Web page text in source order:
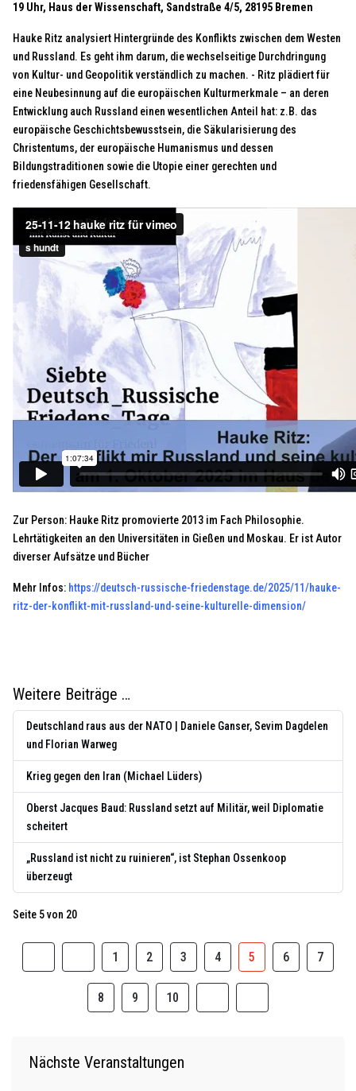
19 Uhr, Haus der Wissenschaft, Sandstraße 4/5, 28195 Bremen
Hauke Ritz analysiert Hintergründe des Konflikts zwischen dem Westen
und Russland. Es geht ihm darum, die wechselseitige Durchdringung
von Kultur- und Geopolitik verständlich zu machen. - Ritz plädiert für
eine Neubesinnung auf die europäischen Kulturmerkmale – an deren
Entwicklung auch Russland einen wesentlichen Anteil hat: z.B. das
europäische Geschichtsbewusstsein, die Säkularisierung des
Christentums, der europäische Humanismus und dessen
Bildungstraditionen sowie die Utopie einer gerechten und
friedensfähigen Gesellschaft.
Zur Person: Hauke Ritz promovierte 2013 im Fach Philosophie.
Lehrtätigkeiten an den Universitäten in Gießen und Moskau. Er ist Autor
diverser Aufsätze und Bücher
Mehr Infos: https://deutsch-russische-friedenstage.de/2025/11/hauke-
ritz-der-konflikt-mit-russland-und-seine-kulturelle-dimension/
Weitere Beiträge …
Deutschland raus aus der NATO | Daniele Ganser, Sevim Dagdelen
und Florian Warweg
Krieg gegen den Iran (Michael Lüders)
Oberst Jacques Baud: Russland setzt auf Militär, weil Diplomatie
scheitert
„Russland ist nicht zu ruinieren“, ist Stephan Ossenkoop
überzeugt
Seite 5 von 20
1 2 3 4 5 6 7
8 9 10
Nächste Veranstaltungen